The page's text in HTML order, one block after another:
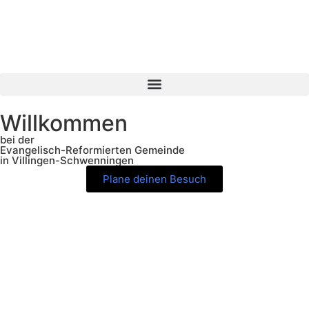
Willkommen
bei der
Evangelisch-Reformierten Gemeinde
in Villingen-Schwenningen
Plane deinen Besuch